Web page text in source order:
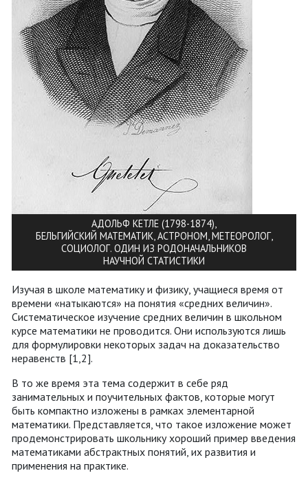
АДОЛЬФ КЕТЛЕ (1798-1874),
БЕЛЬГИЙСКИЙ МАТЕМАТИК, АСТРОНОМ, МЕТЕОРОЛОГ,
СОЦИОЛОГ. ОДИН ИЗ РОДОНАЧАЛЬНИКОВ
НАУЧНОЙ СТАТИСТИКИ
Изучая в школе математику и физику, учащиеся время от
времени «натыкаются» на понятия «средних величин».
Систематическое изучение средних величин в школьном
курсе математики не проводится. Они используются лишь
для формулировки некоторых задач на доказательство
неравенств [1,2].
В то же время эта тема содержит в себе ряд
занимательных и поучительных фактов, которые могут
быть компактно изложены в рамках элементарной
математики. Представляется, что такое изложение может
продемонстрировать школьнику хороший пример введения
математиками абстрактных понятий, их развития и
применения на практике.